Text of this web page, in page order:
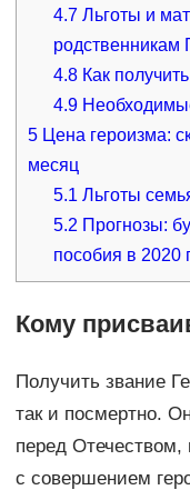
4.7 Льготы и
родственникам
4.8 Как
4.9
5Цена героизма:
месяц
5.1 Льготы
5.2 Прогнозы:
пособия в 2020
Кому
Получить звание
так и посмертно.
перед Отечеством,
с совершением